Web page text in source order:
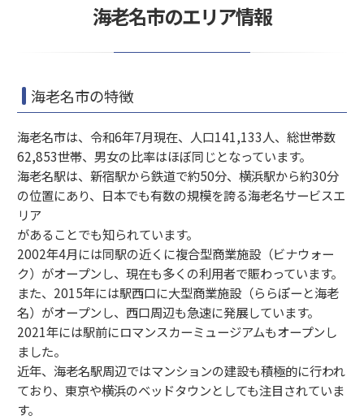
海老名市のエリア情報
海老名市の特徴
海老名市は、令和6年7月現在、人口141,133人、総世帯数
62,853世帯、男女の比率はほぼ同じとなっています。
海老名駅は、新宿駅から鉄道で約50分、横浜駅から約30分
の位置にあり、日本でも有数の規模を誇る海老名サービスエ
リア
があることでも知られています。
2002年4月には同駅の近くに複合型商業施設（ビナウォー
ク）がオープンし、現在も多くの利用者で賑わっています。
また、2015年には駅西口に大型商業施設（ららぽーと海老
名）がオープンし、西口周辺も急速に発展しています。
2021年には駅前にロマンスカーミュージアムもオープンし
ました。
近年、海老名駅周辺ではマンションの建設も積極的に行われ
ており、東京や横浜のベッドタウンとしても注目されていま
す。